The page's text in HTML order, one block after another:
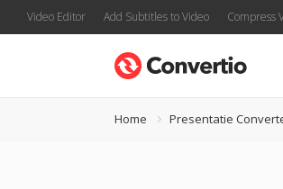
Video Editor Add Subtitles to Video Compress
Home Presentatie